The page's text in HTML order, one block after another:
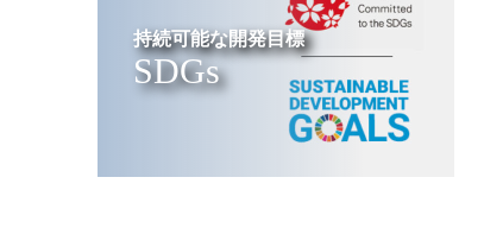
持続可能な開発目標
SDGs